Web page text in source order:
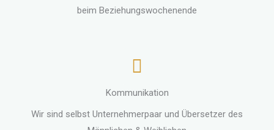
beim Beziehungswochenende
Kommunikation
Wir sind selbst Unternehmerpaar und Übersetzer des